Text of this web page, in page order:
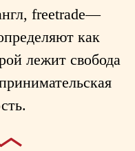
freetrade—
как
лежит свобода